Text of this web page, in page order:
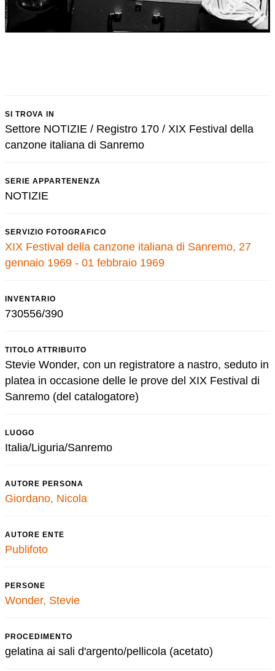
SI TROVA IN
Settore NOTIZIE / Registro 170 / XIX Festival della
canzone italiana di Sanremo
SERIE APPARTENENZA
NOTIZIE
SERVIZIO FOTOGRAFICO
XIX Festival della canzone italiana di Sanremo, 27
gennaio 1969 - 01 febbraio 1969
INVENTARIO
730556/390
TITOLO ATTRIBUITO
Stevie Wonder, con un registratore a nastro, seduto in
platea in occasione delle le prove del XIX Festival di
Sanremo (del catalogatore)
LUOGO
Italia/Liguria/Sanremo
AUTORE PERSONA
Giordano, Nicola
AUTORE ENTE
Publifoto
PERSONE
Wonder, Stevie
PROCEDIMENTO
gelatina ai sali d'argento/pellicola (acetato)